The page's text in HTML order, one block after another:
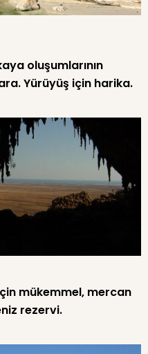
oluşumlarının
Yürüyüş için harika.
mükemmel, mercan
rezervi.